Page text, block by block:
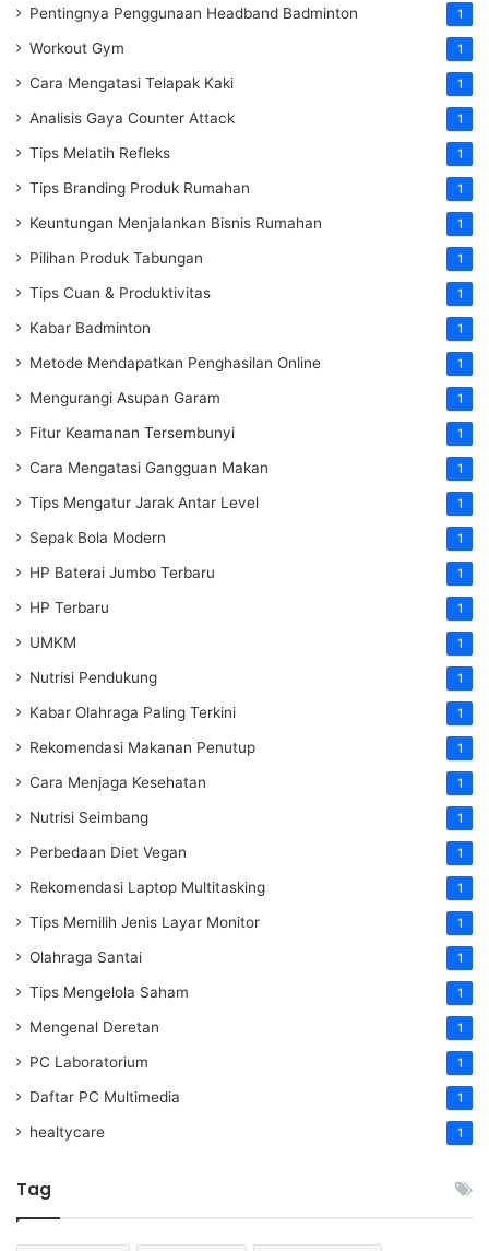
Pentingnya Penggunaan Headband Badminton 1
Workout Gym 1
Cara Mengatasi Telapak Kaki 1
Analisis Gaya Counter Attack 1
Tips Melatih Refleks 1
Tips Branding Produk Rumahan 1
Keuntungan Menjalankan Bisnis Rumahan 1
Pilihan Produk Tabungan 1
Tips Cuan & Produktivitas 1
Kabar Badminton 1
Metode Mendapatkan Penghasilan Online 1
Mengurangi Asupan Garam 1
Fitur Keamanan Tersembunyi 1
Cara Mengatasi Gangguan Makan 1
Tips Mengatur Jarak Antar Level 1
Sepak Bola Modern 1
HP Baterai Jumbo Terbaru 1
HP Terbaru 1
UMKM 1
Nutrisi Pendukung 1
Kabar Olahraga Paling Terkini 1
Rekomendasi Makanan Penutup 1
Cara Menjaga Kesehatan 1
Nutrisi Seimbang 1
Perbedaan Diet Vegan 1
Rekomendasi Laptop Multitasking 1
Tips Memilih Jenis Layar Monitor 1
Olahraga Santai 1
Tips Mengelola Saham 1
Mengenal Deretan 1
PC Laboratorium 1
Daftar PC Multimedia 1
healtycare 1
Tag